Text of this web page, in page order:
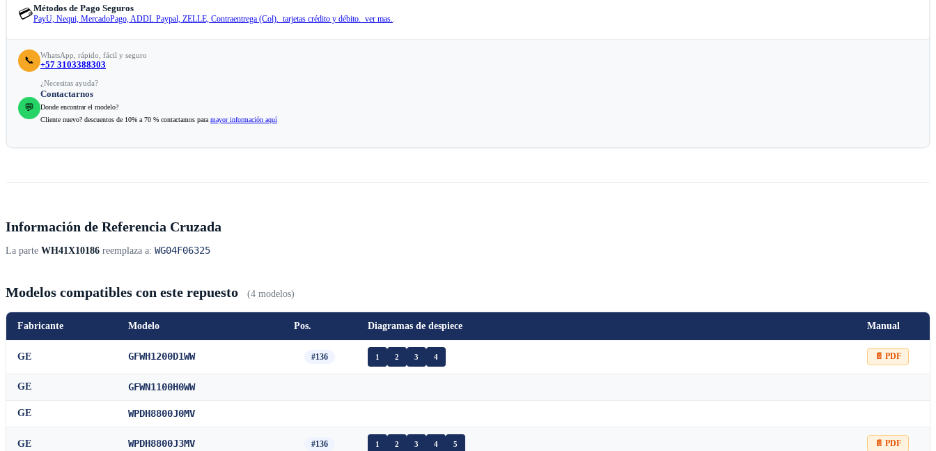
💳Métodos de Pago Seguros
PayU, Nequi, MercadoPago, ADDI. Paypal, ZELLE, Contraentrega (Col). tarjetas crédito y débito. ver mas..
📞 WhatsApp, rápido, fácil y seguro
+57 3103388303
💬
¿Necesitas ayuda?
Contactarnos
Donde encontrar el modelo?
Cliente nuevo? descuentos de 10% a 70 % contactamos para mayor información aquí
Información de Referencia Cruzada
La parte WH41X10186 reemplaza a: WG04F06325
Modelos compatibles con este repuesto (4 modelos)
Fabricante Modelo Pos. Diagramas de despiece Manual
GE GFWH1200D1WW #136 1 2 3 4 📄 PDF
GE GFWN1100H0WW
GE WPDH8800J0MV
GE WPDH8800J3MV #136 1 2 3 4 5 📄 PDF